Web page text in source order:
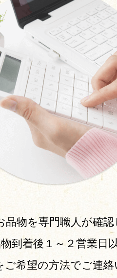
品物を専門職人が確
到着後１～２営業日
ご希望の方法でご連